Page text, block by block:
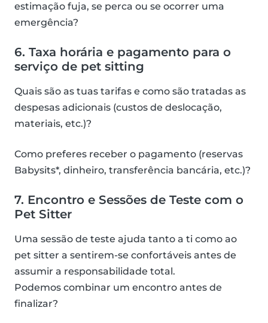
estimação fuja, se perca ou se ocorrer uma
emergência?
6. Taxa horária e pagamento para o
serviço de pet sitting
Quais são as tuas tarifas e como são tratadas as
despesas adicionais (custos de deslocação,
materiais, etc.)?
Como preferes receber o pagamento (reservas
Babysits*, dinheiro, transferência bancária, etc.)?
7. Encontro e Sessões de Teste com o
Pet Sitter
Uma sessão de teste ajuda tanto a ti como ao
pet sitter a sentirem-se confortáveis antes de
assumir a responsabilidade total.
Podemos combinar um encontro antes de
finalizar?